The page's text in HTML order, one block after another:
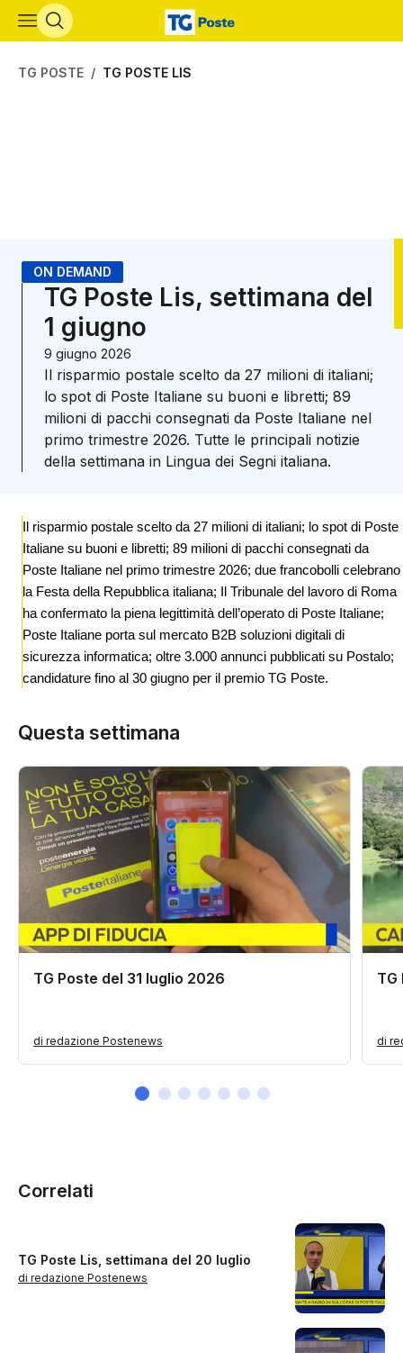
Vai al contenuto principale
TG POSTE TG POSTE LIS
ON DEMAND
TG Poste Lis, settimana del
1 giugno
9 giugno 2026
Il risparmio postale scelto da 27 milioni di italiani;
lo spot di Poste Italiane su buoni e libretti; 89
milioni di pacchi consegnati da Poste Italiane nel
primo trimestre 2026. Tutte le principali notizie
della settimana in Lingua dei Segni italiana.
Il risparmio postale scelto da 27 milioni di italiani; lo spot di Poste
Italiane su buoni e libretti; 89 milioni di pacchi consegnati da
Poste Italiane nel primo trimestre 2026; due francobolli celebrano
la Festa della Repubblica italiana; Il Tribunale del lavoro di Roma
ha confermato la piena legittimità dell’operato di Poste Italiane;
Poste Italiane porta sul mercato B2B soluzioni digitali di
sicurezza informatica; oltre 3.000 annunci pubblicati su Postalo;
candidature fino al 30 giugno per il premio TG Poste.
Questa settimana
TG Poste del 31 luglio 2026
di redazione Postenews
TG
di
Correlati
TG Poste Lis, settimana del 20 luglio
di redazione Postenews